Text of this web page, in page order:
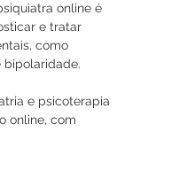
online é
e tratar
como
bipolaridade.
e psicoterapia
online, com